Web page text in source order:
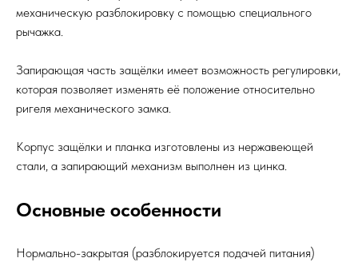
механическую разблокировку с помощью специального
рычажка.
Запирающая часть защёлки имеет возможность регулировки,
которая позволяет изменять её положение относительно
ригеля механического замка.
Корпус защёлки и планка изготовлены из нержавеющей
стали, а запирающий механизм выполнен из цинка.
Основные особенности
Нормально-закрытая (разблокируется подачей питания)